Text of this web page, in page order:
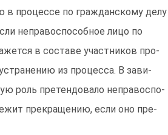
процессе по гражданскому делу
неправоспособное лицо по
в составе участников про-
из процесса. В зави-
роль претендовало неправоспо-
прекращению, если оно пре-